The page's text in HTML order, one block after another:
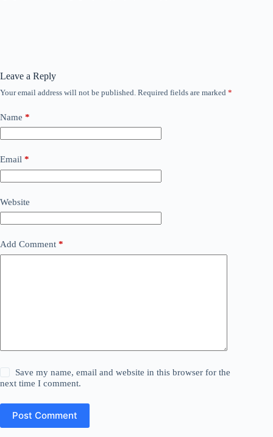
Leave a Reply
Your email address will not be published. Required fields are marked *
Name *
Email *
Website
Add Comment *
Save my name, email and website in this browser for the
next time I comment.
Post Comment